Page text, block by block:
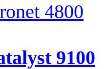
4800
9100